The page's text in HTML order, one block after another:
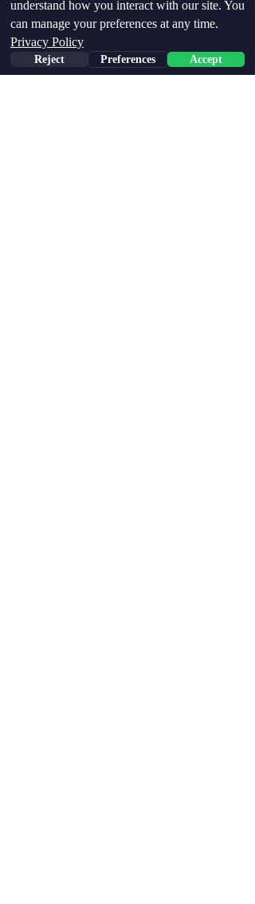
יש אינספור סיבות יותר טובות להתאמן
מאשר ירידה במשקל, תתאמנו
מהסיבות האלו:
התחזקות ועליה במסת שריר
Phone Email Facebook
understand how you interact with our site. You
can manage your preferences at any time.
Privacy Policy
Reject Preferences Accept